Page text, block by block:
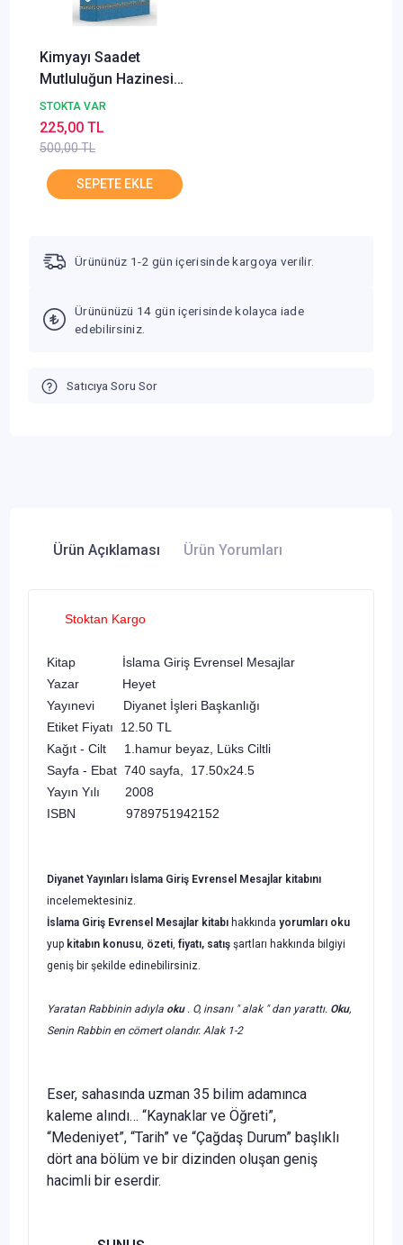
Kimyayı Saadet
Mutluluğun Hazinesi
İmam Gazali Kuba
Yayın
STOKTA VAR
500,00 TL
225,00 TL
Ürününüz 1-2 gün içerisinde kargoya verilir.
Ürününüzü 14 gün içerisinde kolayca iade
edebilirsiniz.
Satıcıya Soru Sor
Ürün Açıklaması Ürün Yorumları
Stoktan Kargo
Kitap İslama Giriş Evrensel Mesajlar
Yazar Heyet
Yayınevi Diyanet İşleri Başkanlığı
Etiket Fiyatı 12.50 TL
Kağıt - Cilt 1.hamur beyaz, Lüks Ciltli
Sayfa - Ebat 740 sayfa, 17.50x24.5
Yayın Yılı 2008
ISBN 9789751942152
Diyanet Yayınları İslama Giriş Evrensel Mesajlar kitabını
incelemektesiniz.
İslama Giriş Evrensel Mesajlar kitabı hakkında yorumları oku
yup kitabın konusu özeti fiyatı, satış şartları hakkında bilgiyi
geniş bir şekilde edinebilirsiniz.
Yaratan Rabbinin adıyla oku. O, insanı " alak " dan yarattı. Oku,
Senin Rabbin en cömert olandır. Alak 1-2
Eser, sahasında uzman 35 bilim adamınca
kaleme alındı… “Kaynaklar ve Öğreti”,
“Medeniyet”, “Tarih” ve “Çağdaş Durum” başlıklı
dört ana bölüm ve bir dizinden oluşan geniş
hacimli bir eserdir.